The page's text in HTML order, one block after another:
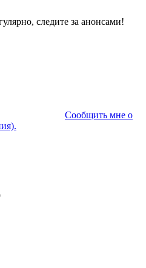
следите за анонсами!
Сообщить мне о